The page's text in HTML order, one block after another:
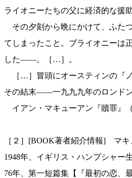
ライオニーたちの父に経済的な援
その夕刻から晩にかけて、ふた
てしまったこと。ブライオニーは
した——。［…］。
［…］冒頭にオースティンの『
その結末——一九九九年のロンド
イアン・マキューアン『贖罪』
［２］[BOOK著者紹介情報] マキ
1948年、イギリス・ハンプシャー
76年、第一短篇集【『最初の恋、